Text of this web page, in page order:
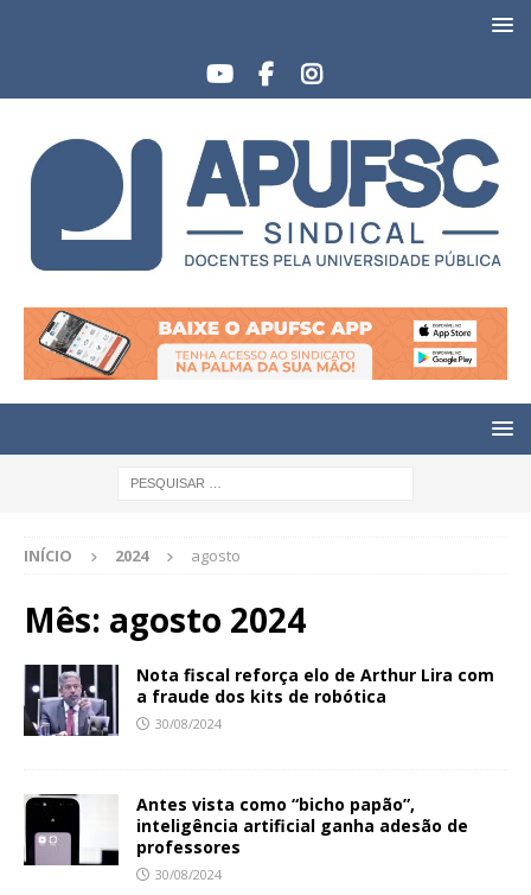
INÍCIO 2024 agosto
Mês: agosto 2024
Nota fiscal reforça elo de Arthur Lira com
a fraude dos kits de robótica
30/08/2024
Antes vista como “bicho papão”,
inteligência artificial ganha adesão de
professores
30/08/2024